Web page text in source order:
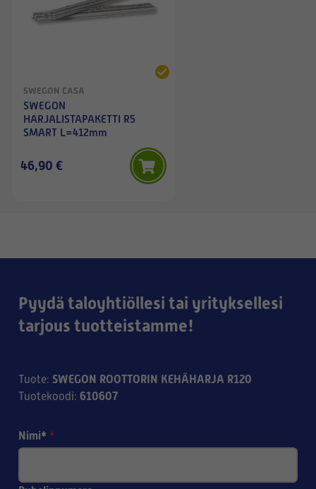
SWEGON CASA
SWEGON
HARJALISTAPAKETTI R5
SMART L=412mm
46,90 €
Pyydä taloyhtiöllesi tai yrityksellesi
tarjous tuotteistamme!
Tuote: SWEGON ROOTTORIN KEHÄHARJA R120
Tuotekoodi: 610607
Nimi* *